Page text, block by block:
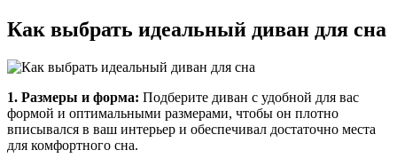
Как выбрать идеальный диван для сна
1. Размеры и форма: Подберите диван с удобной для вас
формой и оптимальными размерами, чтобы он плотно
вписывался в ваш интерьер и обеспечивал достаточно места
для комфортного сна.